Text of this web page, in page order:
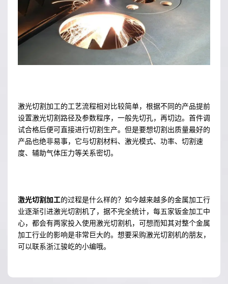
激光切割加工的工艺流程相对比较简单，根据不同的产品提前
设置激光切割路径及参数程序，一般先切孔，再切边。首件调
试合格后便可直接进行切割生产。但是要想切割出质量最好的
产品也绝非易事，它与切割材料、激光模式、功率、切割速
度、辅助气体压力等关系密切。
激光切割加工的过程是什么样的？如今越来越多的金属加工行
业逐渐引进激光切割机了，据不完全统计，每五家钣金加工中
心，都会有两家投入使用激光切割机，可想而知其对整个金属
加工行业的影响是非常巨大的。想要采购激光切割机的朋友，
可以联系浙江骏屹的小编哦。